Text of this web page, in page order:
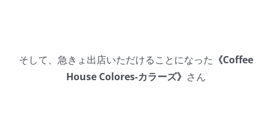
そして、急きょ出店いただけることになった 《Coffee
House Colores-カラーズ》 さん